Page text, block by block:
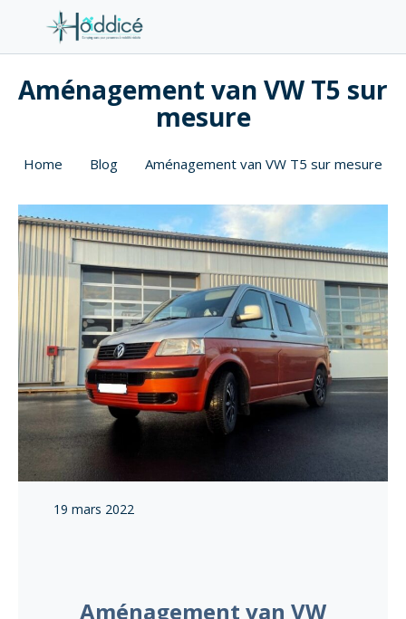
Aménagement van VW T5 sur
mesure
Home Blog Aménagement van VW T5 sur mesure
19 mars 2022
Aménagement van VW